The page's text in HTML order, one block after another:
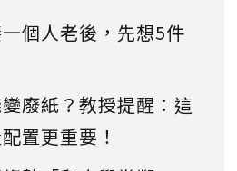
個人老後，先想5件
廢紙？教授提醒：這
置更重要！